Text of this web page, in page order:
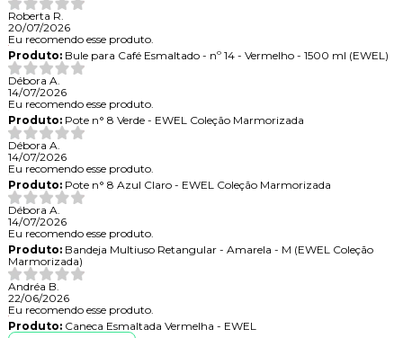
Roberta R.
20/07/2026
Eu recomendo esse produto.
Produto:Bule para Café Esmaltado - nº 14 - Vermelho - 1500 ml (EWEL)
Débora A.
14/07/2026
Eu recomendo esse produto.
Produto:Pote n° 8 Verde - EWEL Coleção Marmorizada
Débora A.
14/07/2026
Eu recomendo esse produto.
Produto:Pote n° 8 Azul Claro - EWEL Coleção Marmorizada
Débora A.
14/07/2026
Eu recomendo esse produto.
Produto:Bandeja Multiuso Retangular - Amarela - M (EWEL Coleção
Marmorizada)
Andréa B.
22/06/2026
Eu recomendo esse produto.
Produto:Caneca Esmaltada Vermelha - EWEL